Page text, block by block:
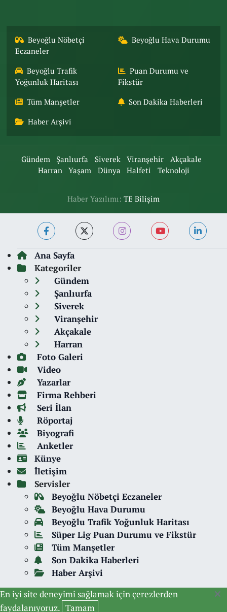
Beyoğlu Nöbetçi
Eczaneler
Beyoğlu Hava Durumu
Beyoğlu Trafik
Yoğunluk Haritası
Puan Durumu ve
Fikstür
Tüm Manşetler Son Dakika Haberleri
Haber Arşivi
Gündem Şanlıurfa Siverek Viranşehir
Akçakale
Harran
Yaşam Dünya Halfeti Teknoloji
Haber Yazılımı: TE Bilişim
Ana Sayfa
Kategoriler
Gündem
Şanlıurfa
Siverek
Viranşehir
Akçakale
Harran
Foto Galeri
Video
Yazarlar
Firma Rehberi
Seri İlan
Röportaj
Biyografi
Anketler
Künye
İletişim
Servisler
Beyoğlu Nöbetçi Eczaneler
Beyoğlu Hava Durumu
Beyoğlu Trafik Yoğunluk Haritası
Süper Lig Puan Durumu ve Fikstür
Tüm Manşetler
Son Dakika Haberleri
Haber Arşivi
En iyi site deneyimi sağlamak için çerezlerden
faydalanıyoruz. Tamam